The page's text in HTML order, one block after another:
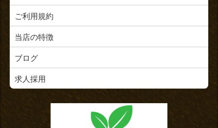
ご利用規約
当店の特徴
ブログ
求人採用